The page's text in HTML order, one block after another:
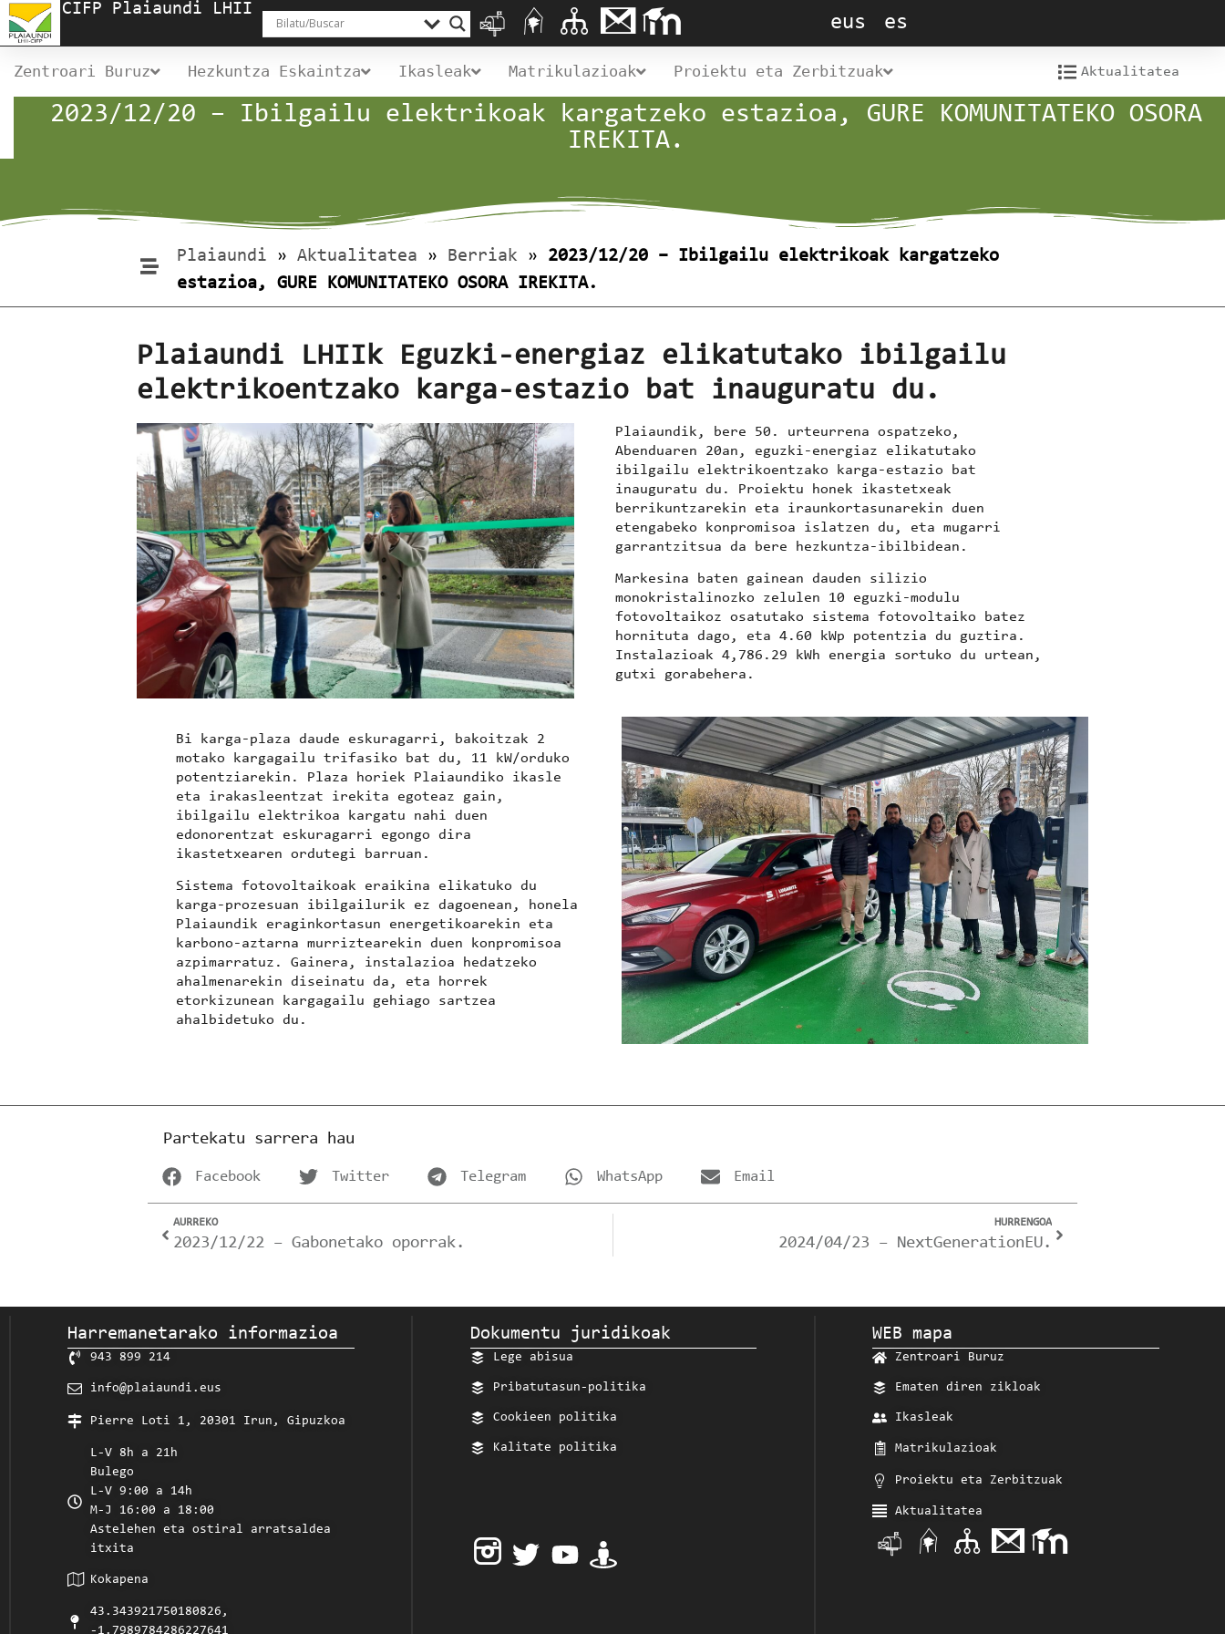
CIFP Plaiaundi LHII
eus es
Zentroari Buruz Hezkuntza Eskaintza Ikasleak Matrikulazioak Proiektu eta Zerbitzuak Aktualitatea
2023/12/20 – Ibilgailu elektrikoak kargatzeko estazioa, GURE KOMUNITATEKO OSORA
IREKITA.
Plaiaundi »Aktualitatea » Berriak » 2023/12/20 – Ibilgailu elektrikoak kargatzeko
estazioa, GURE KOMUNITATEKO OSORA IREKITA.
Plaiaundi LHIIk Eguzki-energiaz elikatutako ibilgailu
elektrikoentzako karga-estazio bat inauguratu du.
Plaiaundik, bere 50. urteurrena ospatzeko,
Abenduaren 20an, eguzki-energiaz elikatutako
ibilgailu elektrikoentzako karga-estazio bat
inauguratu du. Proiektu honek ikastetxeak
berrikuntzarekin eta iraunkortasunarekin duen
etengabeko konpromisoa islatzen du, eta mugarri
garrantzitsua da bere hezkuntza-ibilbidean.
Markesina baten gainean dauden silizio
monokristalinozko zelulen 10 eguzki-modulu
fotovoltaikoz osatutako sistema fotovoltaiko batez
hornituta dago, eta 4.60 kWp potentzia du guztira.
Instalazioak 4,786.29 kWh energia sortuko du urtean,
gutxi gorabehera.
Bi karga-plaza daude eskuragarri, bakoitzak 2
motako kargagailu trifasiko bat du, 11 kW/orduko
potentziarekin. Plaza horiek Plaiaundiko ikasle
eta irakasleentzat irekita egoteaz gain,
ibilgailu elektrikoa kargatu nahi duen
edonorentzat eskuragarri egongo dira
ikastetxearen ordutegi barruan.
Sistema fotovoltaikoak eraikina elikatuko du
karga-prozesuan ibilgailurik ez dagoenean, honela
Plaiaundik eraginkortasun energetikoarekin eta
karbono-aztarna murriztearekin duen konpromisoa
azpimarratuz. Gainera, instalazioa hedatzeko
ahalmenarekin diseinatu da, eta horrek
etorkizunean kargagailu gehiago sartzea
ahalbidetuko du.
Partekatu sarrera hau
Facebook Twitter Telegram WhatsApp Email
AURREKO
2023/12/22 – Gabonetako oporrak.
HURRENGOA
2024/04/23 – NextGenerationEU.
Harremanetarako informazioa
943 899 214
info@plaiaundi.eus
Pierre Loti 1, 20301 Irun, Gipuzkoa
L-V 8h a 21h
Bulego
L-V 9:00 a 14h
M-J 16:00 a 18:00
Astelehen eta ostiral arratsaldea
itxita
Kokapena
43.343921750180826,
-1.7989784286227641
Dokumentu juridikoak
Lege abisua
Pribatutasun-politika
Cookieen politika
Kalitate politika
WEB mapa
Zentroari Buruz
Ematen diren zikloak
Ikasleak
Matrikulazioak
Proiektu eta Zerbitzuak
Aktualitatea